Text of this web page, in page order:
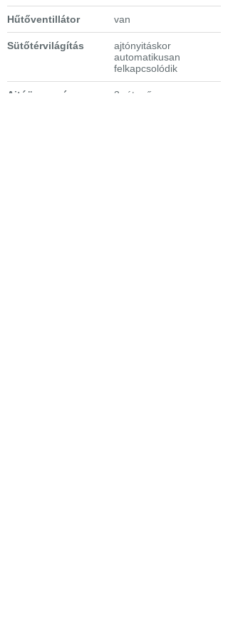
Hűtőventillátor van
Sütőtérvilágítás
ajtónyitáskor
automatikusan
felkapcsolódik
Ajtóüvegezés 3 rétegű